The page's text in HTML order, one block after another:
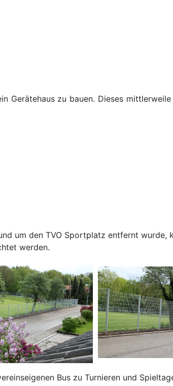
Gerätehaus zu bauen. Dieses
um den TVO Sportplatz entfernt
werden.
Bus zu Turnieren und